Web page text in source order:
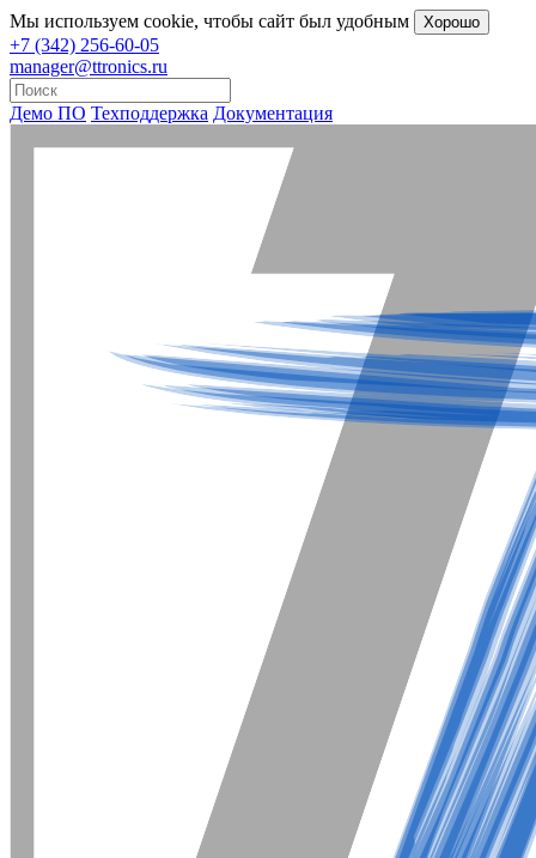
Мы используем cookie, чтобы сайт был удобным Хорошо
+7 (342) 256-60-05
manager@ttronics.ru
Демо ПО Техподдержка Документация